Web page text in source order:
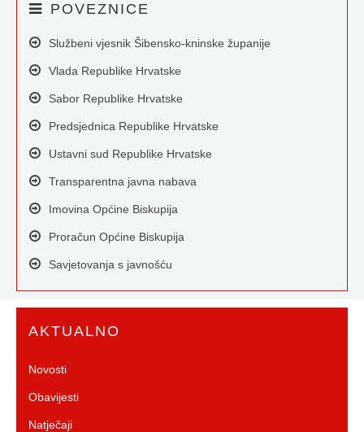
POVEZNICE
Službeni vjesnik Šibensko-kninske županije
Vlada Republike Hrvatske
Sabor Republike Hrvatske
Predsjednica Republike Hrvatske
Ustavni sud Republike Hrvatske
Transparentna javna nabava
Imovina Općine Biskupija
Proračun Općine Biskupija
Savjetovanja s javnošću
AKTUALNO
Novosti
Obavijesti
Natječaji